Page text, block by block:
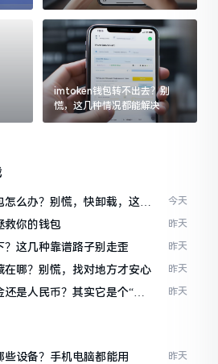
跌被套牢
imtoken钱包转不出去？别
慌，这几种情况都能解决
么办？别慌，快卸载，这几
今天
你的钱包 昨天
这几种靠谱路子别走歪 昨天
哪？别慌，找对地方才安心 昨天
是人民币？其实它是个“多
昨天
设备？手机电脑都能用 昨天